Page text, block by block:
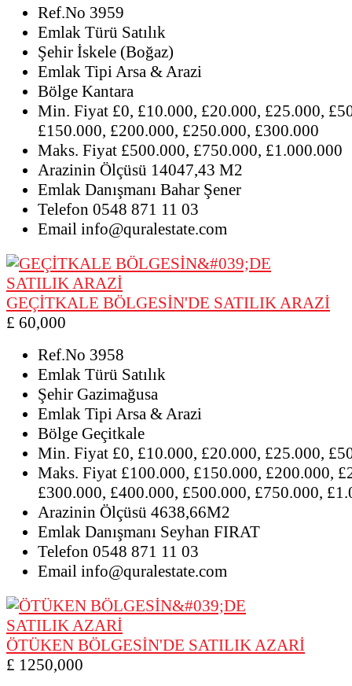
Ref.No 3959
Emlak Türü Satılık
Şehir İskele (Boğaz)
Emlak TipiArsa & Arazi
Bölge Kantara
Min. Fiyat £0, £10.000, £20.000, £25.000,
£150.000, £200.000, £250.000, £300.000
Maks. Fiyat £500.000, £750.000, £1.000.000
Arazinin Ölçüsü 14047,43 M2
Emlak Danışmanı Bahar Şener
Telefon 0548 871 11 03
Email info@quralestate.com
GEÇİTKALE BÖLGESİN'DE SATILIK ARAZİ
£ 60,000
Ref.No 3958
Emlak Türü Satılık
Şehir Gazimağusa
Emlak TipiArsa & Arazi
Bölge Geçitkale
Min. Fiyat £0, £10.000, £20.000, £25.000,
Maks. Fiyat £100.000, £150.000, £200.000,
£300.000, £400.000, £500.000, £750.000,
Arazinin Ölçüsü 4638,66M2
Emlak Danışmanı Seyhan FIRAT
Telefon 0548 871 11 03
Email info@quralestate.com
ÖTÜKEN BÖLGESİN'DE SATILIK AZARİ
£ 1250,000